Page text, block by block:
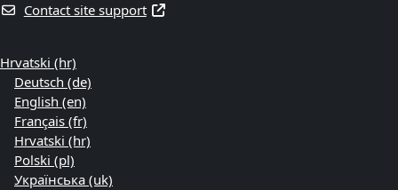
Contact site support
Hrvatski ‎(hr)‎
Deutsch ‎(de)‎
English ‎(en)‎
Français ‎(fr)‎
Hrvatski ‎(hr)‎
Polski ‎(pl)‎
Українська ‎(uk)‎